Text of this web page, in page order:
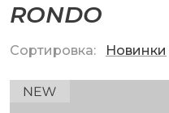
RONDO
Сортировка: Новинки